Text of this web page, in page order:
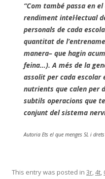
“Com també passa en
rendiment intel·lectual
personals de cada
quantitat de
manera– que hagin
feina…). A més de la
assolit per cada escolar
nutrients que calen per
subtils operacions que
conjunt del sistema
Autoria Ets el que menges SL i drets
This entry was posted in 3r,4t,